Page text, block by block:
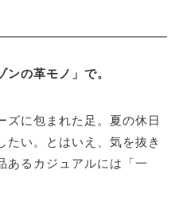
ンの革モノ」で。
ズに包まれた足。夏の休日
たい。とはいえ、気を抜き
あるカジュアルには「一